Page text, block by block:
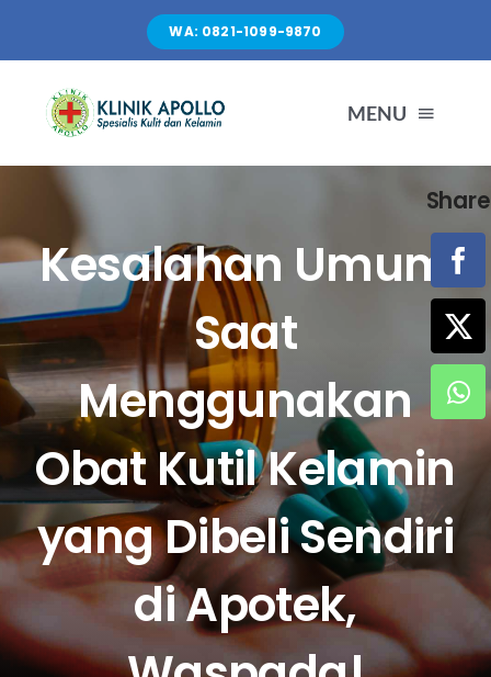
content
WA: 0821-1099-9870
MENU
LAYANAN
FASILITAS
ARTIKEL
HUBUNGI KAMI
Search
for:
Kesalahan Umum
Saat
Menggunakan
Obat Kutil Kelamin
yang Dibeli Sendiri
di Apotek,
Share